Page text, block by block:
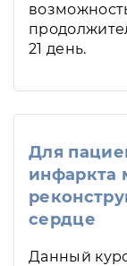
21 день.
Для
инфаркта
сердце
Данный